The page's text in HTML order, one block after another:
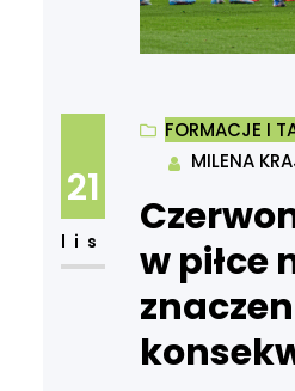
21
lis
FORMACJE I
MILENA
w piłce